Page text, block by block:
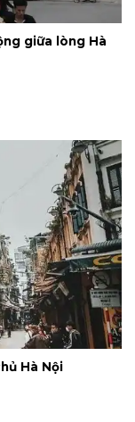
giữa lòng Hà
Hà Nội